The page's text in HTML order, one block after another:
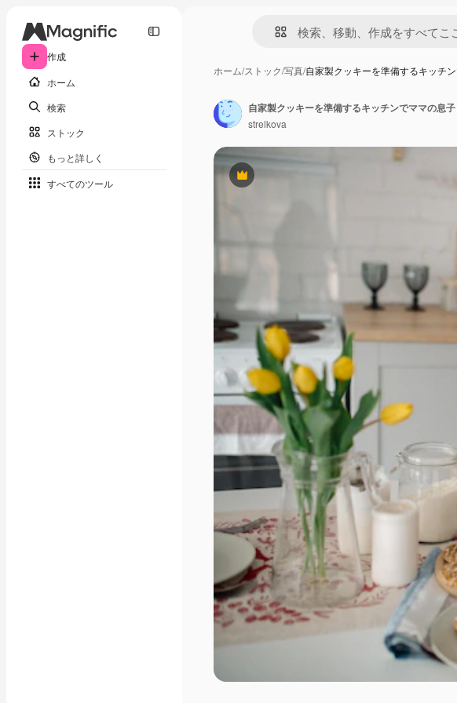
作成
ホーム
検索
ストック
もっと詳しく
すべてのツール
ホーム/ストック/写真/自家製クッキーを準備するキッチ
Premium
自家製クッキーを準備するキッチンでママの息
strelkova